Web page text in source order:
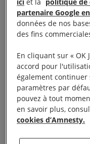
Présentation des
pour signer » à
vous attendent
des personnes en
Contact
ici et la politique
partenaire Google
données de nos
des fins
En cliquant sur « OK
accord pour
également continuer
paramètres par
pouvez à tout
en savoir plus,
cookies d’Amnesty.